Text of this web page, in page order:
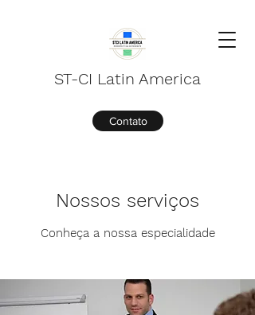
ST-CI Latin America
Contato
Nossos serviços
Conheça a nossa especialidade